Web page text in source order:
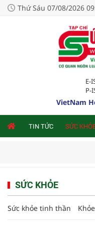
Thứ Sáu 07/08/2026
E-
P-
VietNam
TIN TỨC SỨC
SỨC KHỎE
Sức khỏe tinh thần